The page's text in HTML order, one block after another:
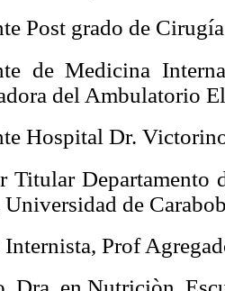
Post grado de
de Medicina
del Ambulatorio
Hospital Dr.
Titular Departamento
de
Prof